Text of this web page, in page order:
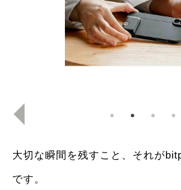
大切な瞬間を残すこと、それが
です。